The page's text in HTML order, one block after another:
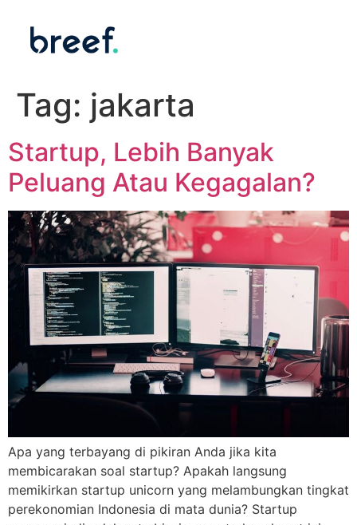
Tag: jakarta
Startup, Lebih Banyak
Peluang Atau Kegagalan?
Apa yang terbayang di pikiran Anda jika kita
membicarakan soal startup? Apakah langsung
memikirkan startup unicorn yang melambungkan tingkat
perekonomian Indonesia di mata dunia? Startup